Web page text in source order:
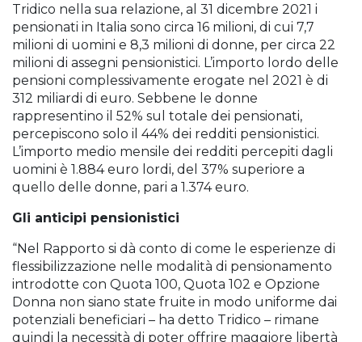
Tridico nella sua relazione, al 31 dicembre 2021 i
pensionati in Italia sono circa 16 milioni, di cui 7,7
milioni di uomini e 8,3 milioni di donne, per circa 22
milioni di assegni pensionistici. L’importo lordo delle
pensioni complessivamente erogate nel 2021 è di
312 miliardi di euro. Sebbene le donne
rappresentino il 52% sul totale dei pensionati,
percepiscono solo il 44% dei redditi pensionistici.
L’importo medio mensile dei redditi percepiti dagli
uomini è 1.884 euro lordi, del 37% superiore a
quello delle donne, pari a 1.374 euro.
Gli anticipi pensionistici
“Nel Rapporto si dà conto di come le esperienze di
flessibilizzazione nelle modalità di pensionamento
introdotte con Quota 100, Quota 102 e Opzione
Donna non siano state fruite in modo uniforme dai
potenziali beneficiari – ha detto Tridico – rimane
quindi la necessità di poter offrire maggiore libertà